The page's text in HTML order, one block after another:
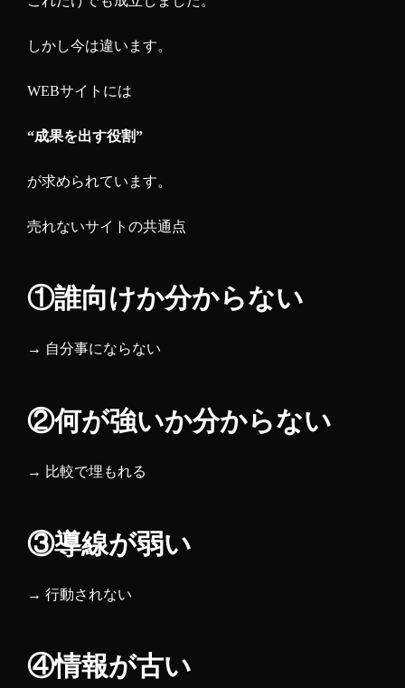
しかし今は違います。
WEBサイトには
“成果を出す役割”
が求められています。
売れないサイトの共通点
①誰向けか分からない
→ 自分事にならない
②何が強いか分からない
→ 比較で埋もれる
③導線が弱い
→ 行動されない
④情報が古い